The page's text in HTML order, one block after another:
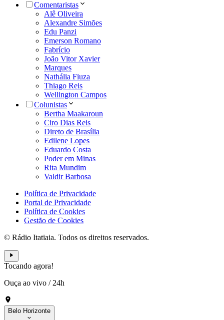
Comentaristas
Alê Oliveira
Alexandre Simões
Edu Panzi
Emerson Romano
Fabrício
João Vitor Xavier
Marques
Nathália Fiuza
Thiago Reis
Wellington Campos
Colunistas
Bertha Maakaroun
Ciro Dias Reis
Direto de Brasília
Edilene Lopes
Eduardo Costa
Poder em Minas
Rita Mundim
Valdir Barbosa
Política de Privacidade
Portal de Privacidade
Política de Cookies
Gestão de Cookies
© Rádio Itatiaia. Todos os direitos reservados.
Tocando agora!
Ouça ao vivo / 24h
Belo Horizonte